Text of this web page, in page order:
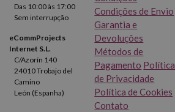
Das 10:00 às 17:00
Sem interrupção
eCommProjects
Internet S.L.
C/Azorín 140
24010 Trobajo del
Camino
León (Espanha)
Condições de Envio
Garantia e
Devoluções
Métodos de
Pagamento Política
de Privacidade
Política de Cookies
Contato